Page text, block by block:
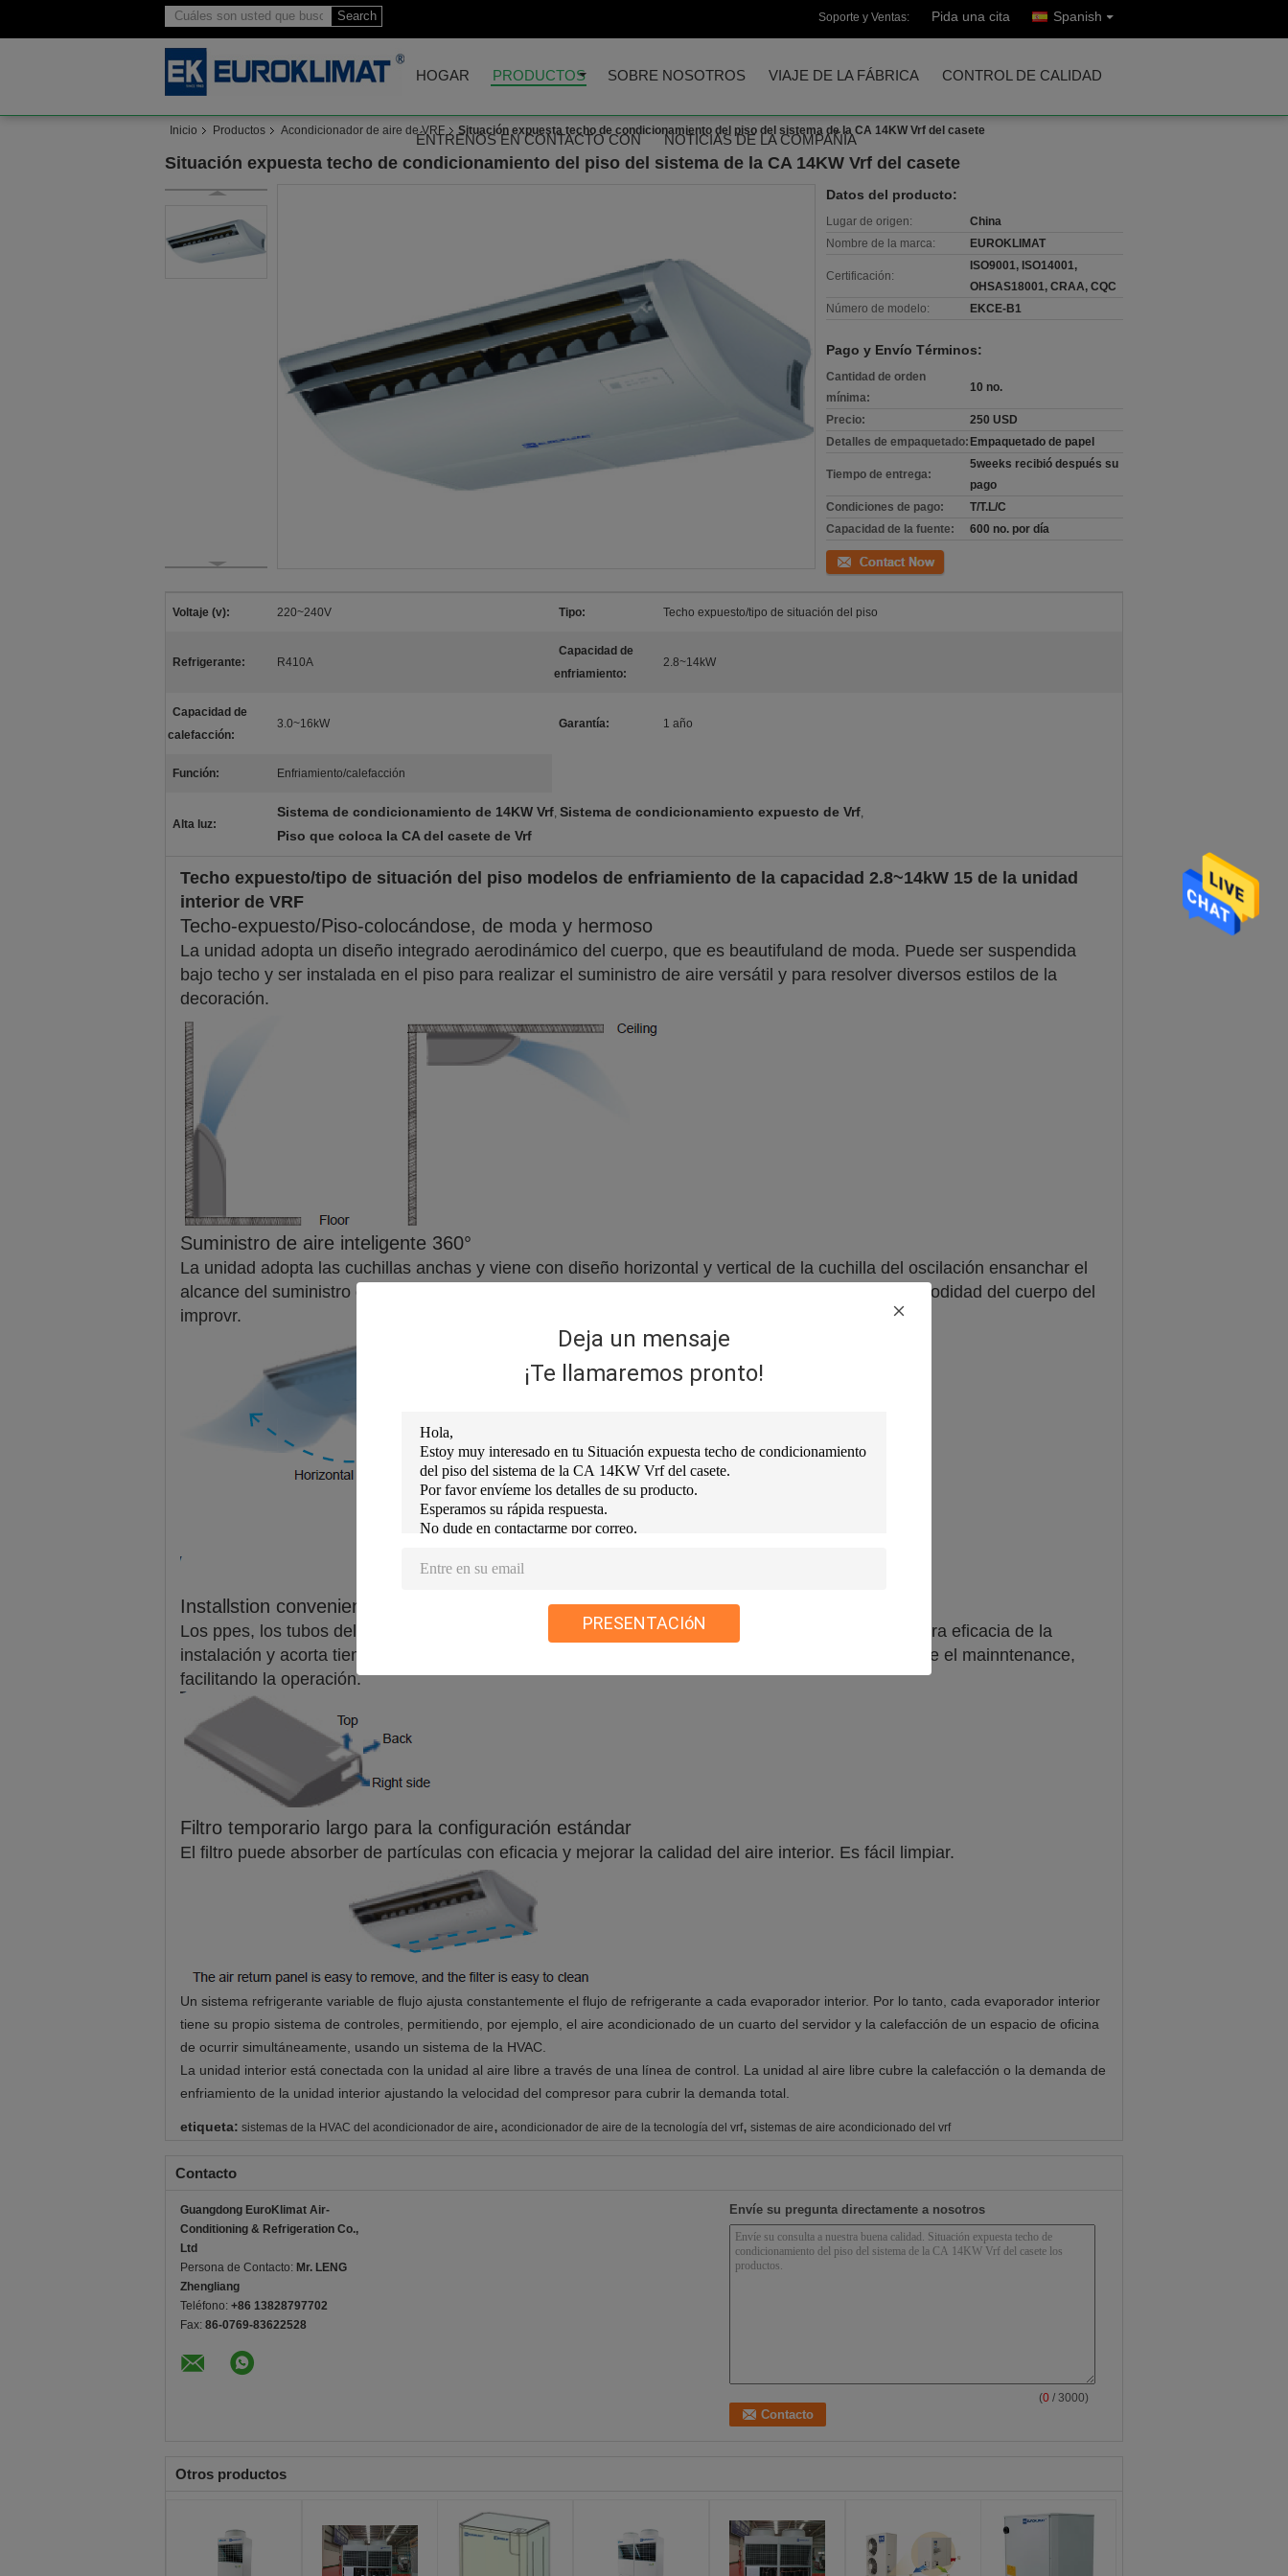
Deja un mensaje
¡Te llamaremos pronto!
PRESENTACIóN
Search Soporte y Ventas: Pida una cita Spanish
HOGAR PRODUCTOS SOBRE NOSOTROS VIAJE DE LA FÁBRICA CONTROL DE CALIDAD
ÉNTRENOS EN CONTACTO CON NOTICIAS DE LA COMPAÑÍA
Inicio Productos Acondicionador de aire de VRF Situación expuesta techo de condicionamiento del piso del sistema de la CA 14KW Vrf del casete
Situación expuesta techo de condicionamiento del piso del sistema de la CA 14KW Vrf del casete
Datos del producto:
Lugar de origen:
China
Nombre de la marca:
EUROKLIMAT
Certificación:
ISO9001, ISO14001,
OHSAS18001, CRAA, CQC
Número de modelo:
EKCE-B1
Pago y Envío Términos:
Cantidad de orden
mínima:
10 no.
Precio:
250 USD
Detalles de empaquetado: Empaquetado de papel
Tiempo de entrega:
5weeks recibió después su
pago
Condiciones de pago:
T/T.L/C
Capacidad de la fuente:
600 no. por día
Contacto
Voltaje (v): 220~240V Tipo: Techo expuesto/tipo de situación del piso
Refrigerante: R410A
Capacidad de
enfriamiento:
2.8~14kW
Capacidad de
calefacción:
3.0~16kW Garantía: 1 año
Función: Enfriamiento/calefacción
Alta luz:
Sistema de condicionamiento de 14KW Vrf, Sistema de condicionamiento expuesto de Vrf,
Piso que coloca la CA del casete de Vrf
Techo expuesto/tipo de situación del piso modelos de enfriamiento de la capacidad 2.8~14kW 15 de la unidad
interior de VRF
Techo-expuesto/Piso-colocándose, de moda y hermoso
La unidad adopta un diseño integrado aerodinámico del cuerpo, que es beautifuland de moda. Puede ser suspendida
bajo techo y ser instalada en el piso para realizar el suministro de aire versátil y para resolver diversos estilos de la
decoración.
Suministro de aire inteligente 360°
La unidad adopta las cuchillas anchas y viene con diseño horizontal y vertical de la cuchilla del oscilación ensanchar el
alcance del suministro de aire, para distribuir uniformemente el campo de la temperatura, y la comodidad del cuerpo del
improvr.
Installstion conveniente y mantenimiento simple
Los ppes, los tubos del drenaje, y los cables refrigerantes se pueden instalar en un lado, que mejora eficacia de la
instalación y acorta tiempo de instalación. La unidad no necesita ser desmontada del techo durante el mainntenance,
facilitando la operación.
Filtro temporario largo para la configuración estándar
El filtro puede absorber de partículas con eficacia y mejorar la calidad del aire interior. Es fácil limpiar.
Un sistema refrigerante variable de flujo ajusta constantemente el flujo de refrigerante a cada evaporador interior. Por lo tanto, cada evaporador interior
tiene su propio sistema de controles, permitiendo, por ejemplo, el aire acondicionado de un cuarto del servidor y la calefacción de un espacio de oficina
de ocurrir simultáneamente, usando un sistema de la HVAC.
La unidad interior está conectada con la unidad al aire libre a través de una línea de control. La unidad al aire libre cubre la calefacción o la demanda de
enfriamiento de la unidad interior ajustando la velocidad del compresor para cubrir la demanda total.
etiqueta: sistemas de la HVAC del acondicionador de aire, acondicionador de aire de la tecnología del vrf, sistemas de aire acondicionado del vrf
Contacto
Guangdong EuroKlimat Air-
Conditioning & Refrigeration Co.,
Ltd
Persona de Contacto: Mr. LENG
Zhengliang
Teléfono: +86 13828797702
Fax: 86-0769-83622528
Envíe su pregunta directamente a nosotros
(0 / 3000)
Otros productos